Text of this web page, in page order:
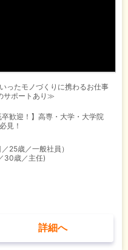
ったモノづくりに携わるお仕事
サポートあり≫
卒歓迎！】高専・大学・大学院
見！
25歳／一般社員）
30歳／主任)
詳細へ